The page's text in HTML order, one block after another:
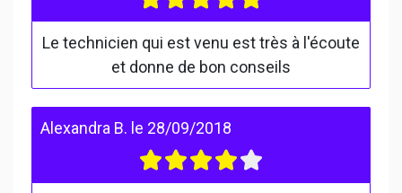
Le technicien qui est venu est très à l'écoute
et donne de bon conseils
Alexandra B. le 28/09/2018